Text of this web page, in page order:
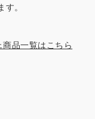
。
商品一覧はこちら